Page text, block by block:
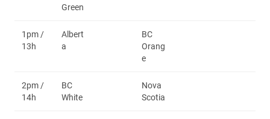
Green
1pm /
13h
Albert
a
BC
Orang
e
2pm /
14h
BC
White
Nova
Scotia